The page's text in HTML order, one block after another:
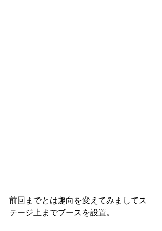
前回までとは趣向を変えてみましてス
テージ上までブースを設置。